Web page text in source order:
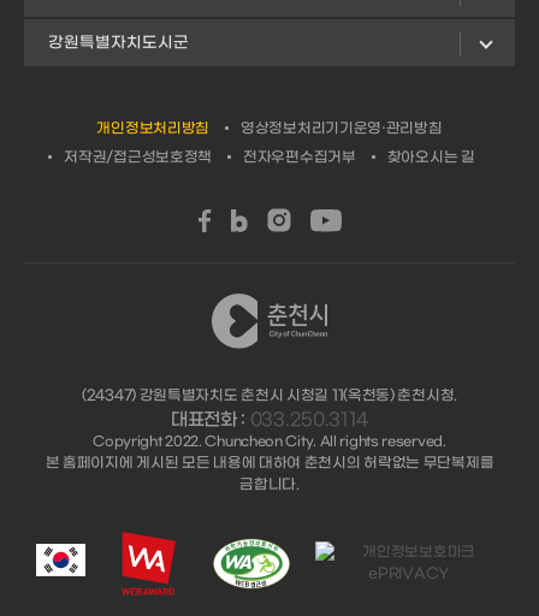
강원특별자치도시군
개인정보처리방침
영상정보처리기기운영·관리방침
저작권/접근성보호정책
전자우편수집거부 찾아오시는 길
(24347) 강원특별자치도 춘천시 시청길 11(옥천동) 춘천시청.
대표전화 : 033.250.3114
Copyright 2022. Chuncheon City. All rights reserved.
본 홈페이지에 게시된 모든 내용에 대하여 춘천시의 허락없는 무단복제를
금합니다.